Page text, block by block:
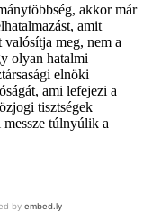
akkor már
amit
valósítja meg, nem a
olyan hatalmi
elnöki
ami lefejezi a
tisztségek
túlnyúlik a